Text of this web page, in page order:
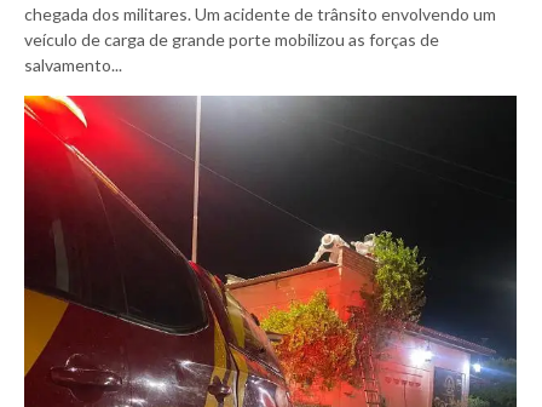
chegada dos militares. Um acidente de trânsito envolvendo um
veículo de carga de grande porte mobilizou as forças de
salvamento...